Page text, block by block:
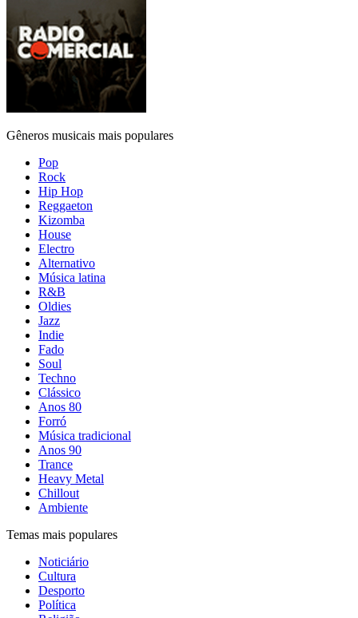
Gêneros musicais mais populares
Pop
Rock
Hip Hop
Reggaeton
Kizomba
House
Electro
Alternativo
Música latina
R&B
Oldies
Jazz
Indie
Fado
Soul
Techno
Clássico
Anos 80
Forró
Música tradicional
Anos 90
Trance
Heavy Metal
Chillout
Ambiente
Temas mais populares
Noticiário
Cultura
Desporto
Política